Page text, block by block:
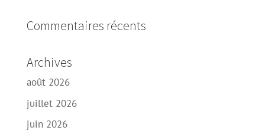
Commentaires récents
Archives
août 2026
juillet 2026
juin 2026